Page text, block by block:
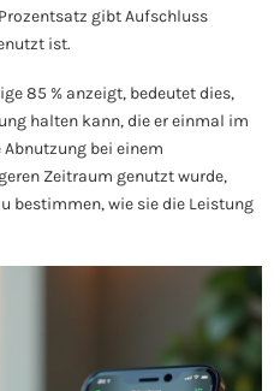
gibt Aufschluss
ist.
85 % anzeigt, bedeutet dies,
halten kann, die er einmal im
bei einem
Zeitraum genutzt wurde,
bestimmen, wie sie die Leistung